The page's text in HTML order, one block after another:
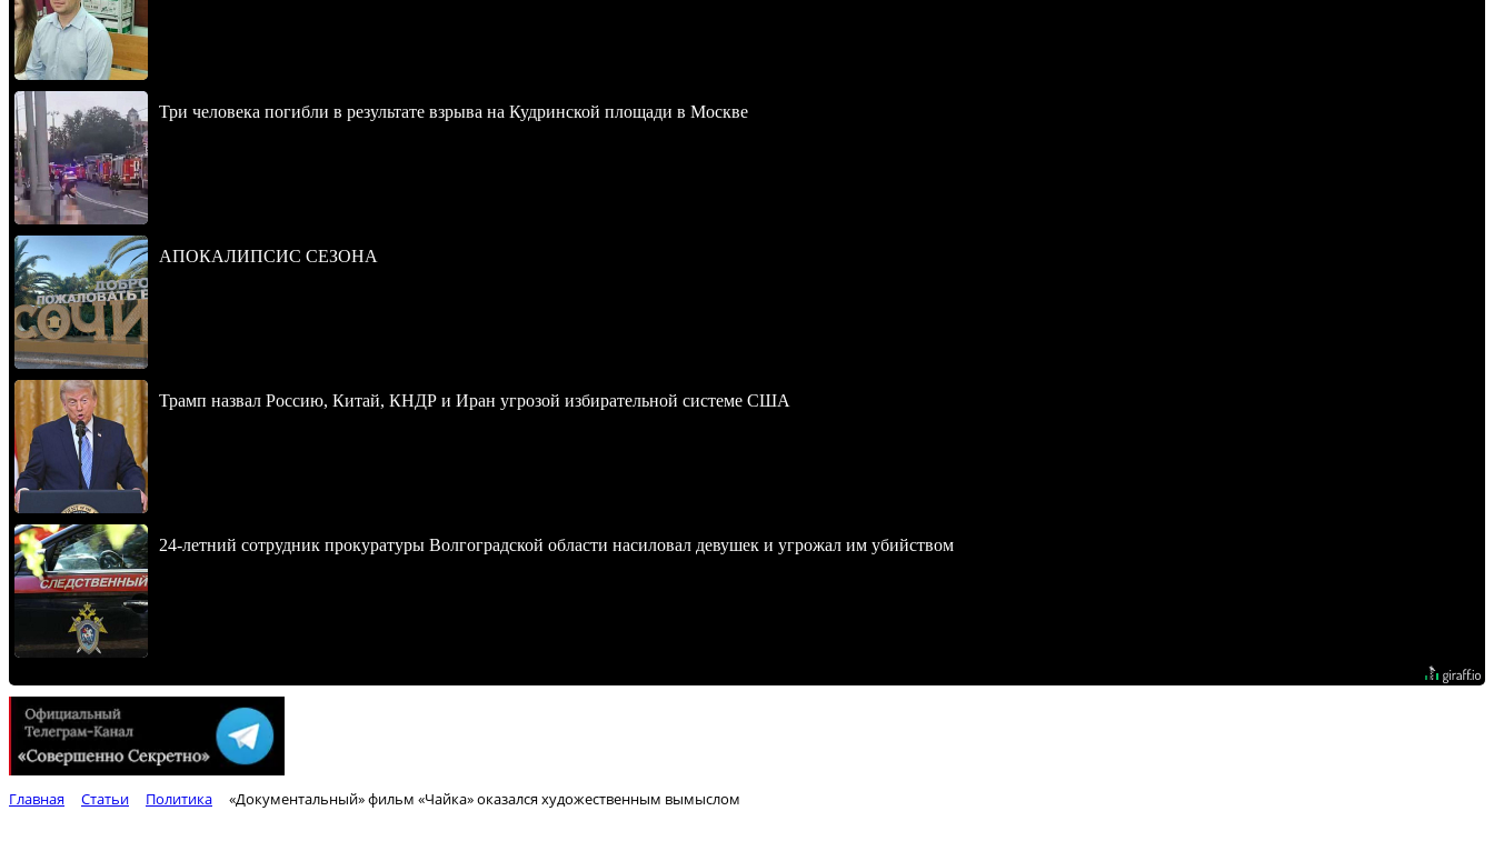
Три человека погибли в результате взрыва на Кудринской площади в Москве
АПОКАЛИПСИС СЕЗОНА
Трамп назвал Россию, Китай, КНДР и Иран угрозой избирательной системе США
24-летний сотрудник прокуратуры Волгоградской области насиловал девушек и угрожал им убийством
Главная Статьи Политика «Документальный» фильм «Чайка» оказался художественным вымыслом